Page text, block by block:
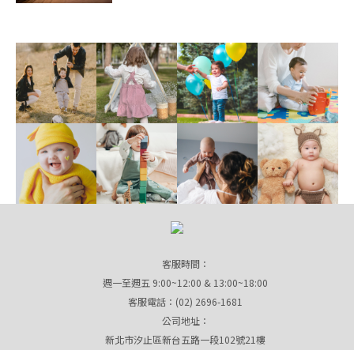
客服時間：
週一至週五 9:00~12:00 & 13:00~18:00
客服電話：(02) 2696-1681
公司地址：
新北市汐止區新台五路一段102號21樓